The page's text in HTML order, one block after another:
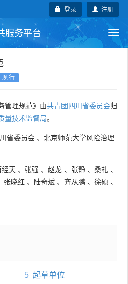
注册
登录
服务平台
业标准
术委员会
现行
管理规范》由共青团四川省委员会归
量技术监督局。
省委员会 、 北京师范大学风险治理
经天 、 张强 、 赵龙 、 张静 、 桑扎 、
张晓红 、 陆奇斌 、 齐从鹏 、 徐硕 、
5 起草单位